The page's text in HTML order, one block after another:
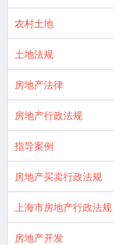
农村土地
土地法规
房地产法律
房地产行政法规
指导案例
房地产买卖行政法规
上海市房地产行政法规
房地产开发